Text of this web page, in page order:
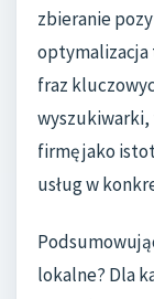
zbieranie
optymalizacja
fraz
firmę jako
usług w
lokalne? Dla